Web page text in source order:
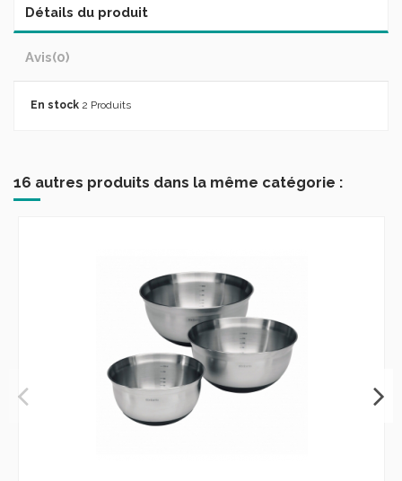
Détails du produit
Avis(0)
En stock 2 Produits
16 autres produits dans la même catégorie :